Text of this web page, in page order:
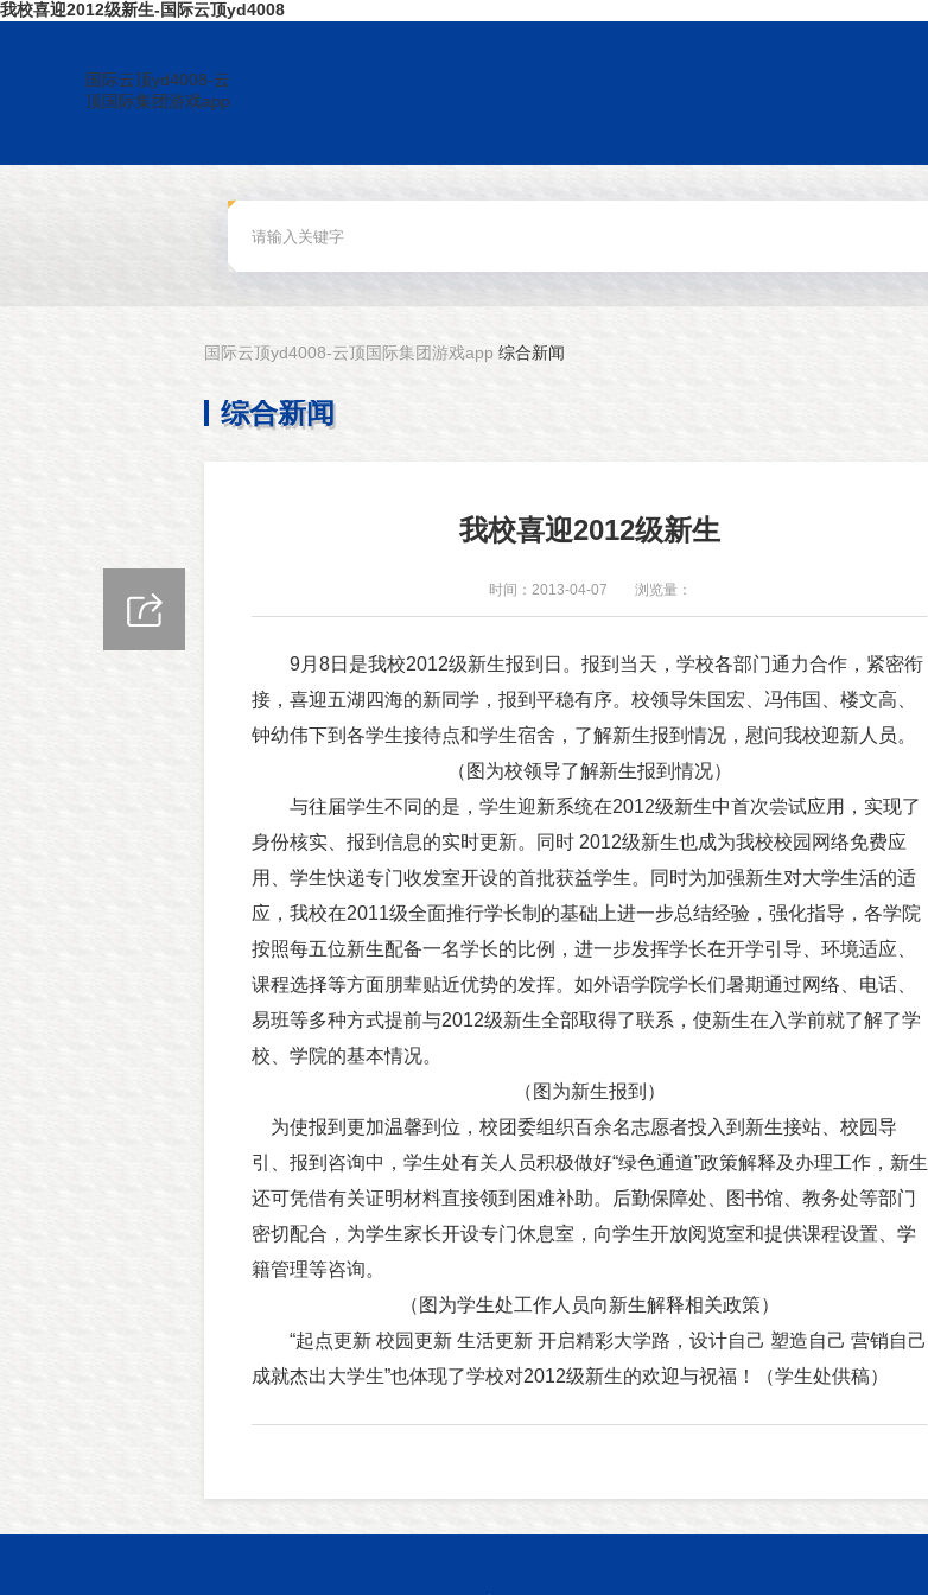
我校喜迎2012级新生-国际云顶yd4008
国际云顶yd4008-云
顶国际集团游戏app
国际云顶yd4008-云顶国际集团游戏app 综合新闻
综合新闻
我校喜迎2012级新生
时间：2013-04-07 浏览量：
9月8日是我校2012级新生报到日。报到当天，学校各部门通力合作，紧密衔
接，喜迎五湖四海的新同学，报到平稳有序。校领导朱国宏、冯伟国、楼文高、
钟幼伟下到各学生接待点和学生宿舍，了解新生报到情况，慰问我校迎新人员。
（图为校领导了解新生报到情况）
与往届学生不同的是，学生迎新系统在2012级新生中首次尝试应用，实现了
身份核实、报到信息的实时更新。同时 2012级新生也成为我校校园网络免费应
用、学生快递专门收发室开设的首批获益学生。同时为加强新生对大学生活的适
应，我校在2011级全面推行学长制的基础上进一步总结经验，强化指导，各学院
按照每五位新生配备一名学长的比例，进一步发挥学长在开学引导、环境适应、
课程选择等方面朋辈贴近优势的发挥。如外语学院学长们暑期通过网络、电话、
易班等多种方式提前与2012级新生全部取得了联系，使新生在入学前就了解了学
校、学院的基本情况。
（图为新生报到）
为使报到更加温馨到位，校团委组织百余名志愿者投入到新生接站、校园导
引、报到咨询中，学生处有关人员积极做好“绿色通道”政策解释及办理工作，新生
还可凭借有关证明材料直接领到困难补助。后勤保障处、图书馆、教务处等部门
密切配合，为学生家长开设专门休息室，向学生开放阅览室和提供课程设置、学
籍管理等咨询。
（图为学生处工作人员向新生解释相关政策）
“起点更新 校园更新 生活更新 开启精彩大学路，设计自己 塑造自己 营销自己
成就杰出大学生”也体现了学校对2012级新生的欢迎与祝福！（学生处供稿）